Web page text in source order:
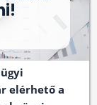
elérhető a